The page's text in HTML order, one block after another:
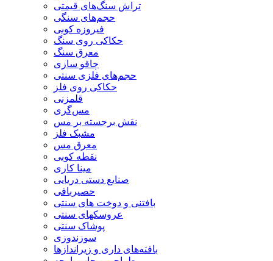
تراش سنگ‌های قیمتی
حجم‌های سنگی
فیروزه کوبی
حکاکی روی سنگ
معرق سنگ
چاقو سازی
حجم‌های فلزی سنتی
حکاکی روی فلز
قلمزنی
مس‌گری
نقش برجسته بر مس
مشبک فلز
معرق مس
نقطه کوبی
مینا کاری
صنایع دستی دریایی
حصیربافی
بافتنی‌ و دوخت های سنتی
عروسکهای سنتی
پوشاک سنتی
سوزندوزی
بافته‌های داری و زیراندازها